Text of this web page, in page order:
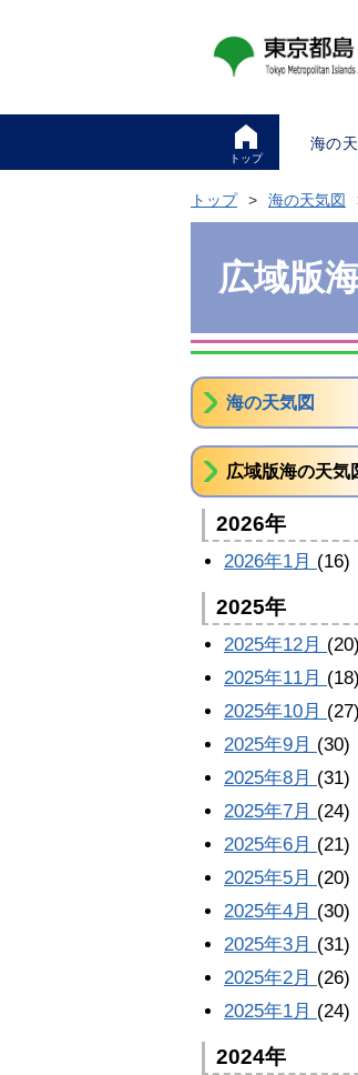
トップ
海の
トップ 海の天気図
広域版
海の天気図
広域版海の天気
2026年
2026年1月 (16)
2025年
2025年12月 (20)
2025年11月 (18)
2025年10月 (27)
2025年9月 (30)
2025年8月 (31)
2025年7月 (24)
2025年6月 (21)
2025年5月 (20)
2025年4月 (30)
2025年3月 (31)
2025年2月 (26)
2025年1月 (24)
2024年